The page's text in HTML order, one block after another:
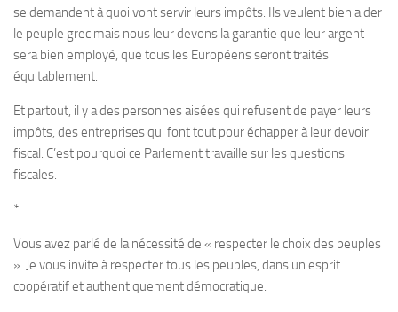
se demandent à quoi vont servir leurs impôts. Ils veulent bien aider
le peuple grec mais nous leur devons la garantie que leur argent
sera bien employé, que tous les Européens seront traités
équitablement.
Et partout, il y a des personnes aisées qui refusent de payer leurs
impôts, des entreprises qui font tout pour échapper à leur devoir
fiscal. C’est pourquoi ce Parlement travaille sur les questions
fiscales.
*
Vous avez parlé de la nécessité de « respecter le choix des peuples
». Je vous invite à respecter tous les peuples, dans un esprit
coopératif et authentiquement démocratique.